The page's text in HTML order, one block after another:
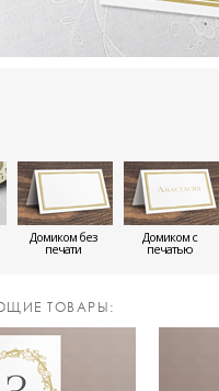
Домиком без
печати
Домиком с
печатью
ТОВАРЫ: